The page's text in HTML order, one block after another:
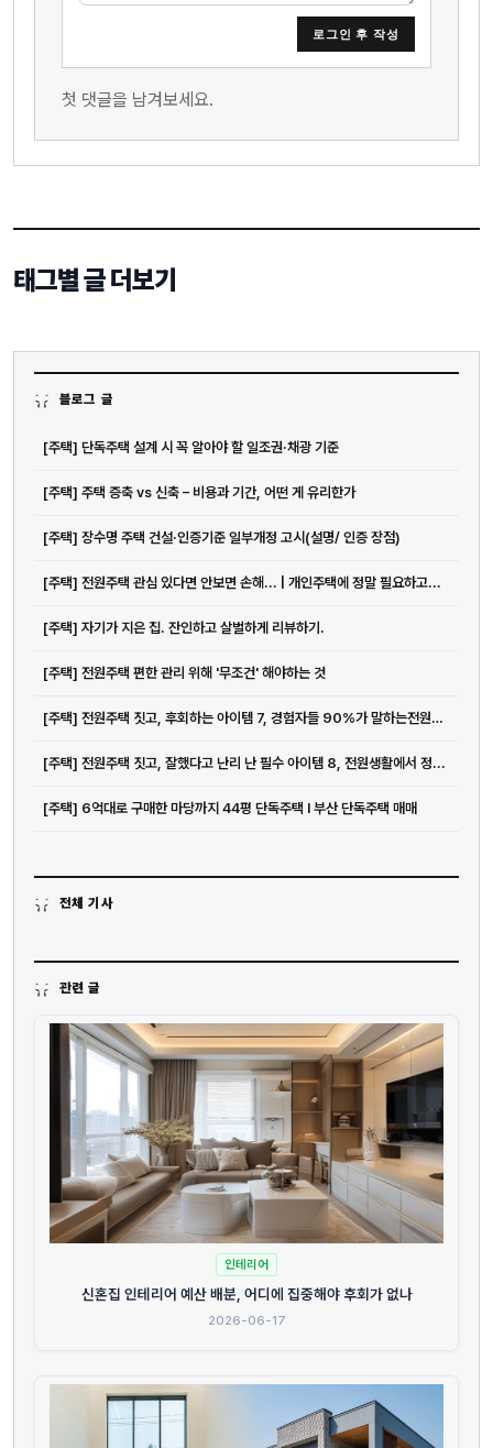
블로그 글
[주택] 단독주택 설계 시 꼭 알아야 할 일조권·채광 기준
[주택] 주택 증축 vs 신축 – 비용과 기간, 어떤 게 유리한가
[주택] 장수명 주택 건설·인증기준 일부개정 고시(설명/ 인증 장점)
[주택] 전원주택 관심 있다면 안보면 손해... | 개인주택에 정말 필요하고...
[주택] 자기가 지은 집. 잔인하고 살벌하게 리뷰하기.
[주택] 전원주택 편한 관리 위해 '무조건' 해야하는 것
[주택] 전원주택 짓고, 후회하는 아이템 7, 경험자들 90%가 말하는전원생...
[주택] 전원주택 짓고, 잘했다고 난리 난 필수 아이템 8, 전원생활에서 정...
[주택] 6억대로 구매한 마당까지 44평 단독주택 l 부산 단독주택 매매
전체 기사
관련 글
인테리어
신혼집 인테리어 예산 배분, 어디에 집중해야 후회가 없나
2026-06-17
로그인 후 작성
첫 댓글을 남겨보세요.
태그별 글 더보기